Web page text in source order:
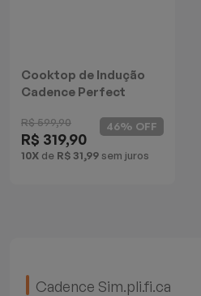
Cooktop de Indução
Cadence Perfect
R$ 599,90
R$ 319,90
10X de R$ 31,99 sem juros
46% OFF
Cadence Sim.pli.fi.ca